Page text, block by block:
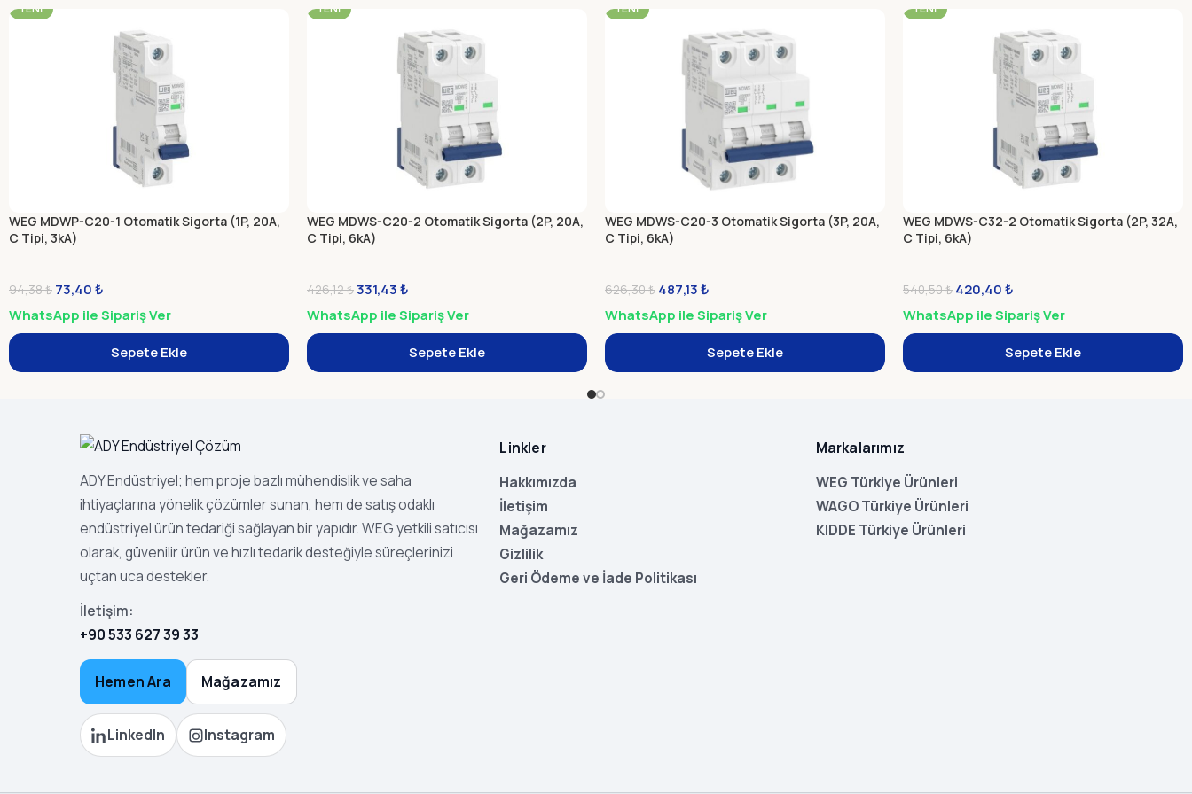
YENI
WEG MDWP-C20-1 Otomatik Sigorta (1P, 20A,
C Tipi, 3kA)
94,38₺ 73,40₺
WhatsApp ile Sipariş Ver
Sepete Ekle
YENI
WEG MDWS-C20-2 Otomatik Sigorta (2P, 20A,
C Tipi, 6kA)
426,12₺331,43₺
WhatsApp ile Sipariş Ver
Sepete Ekle
YENI
WEG MDWS-C20-3 Otomatik Sigorta (3P, 20A,
C Tipi, 6kA)
626,30₺ 487,13₺
WhatsApp ile Sipariş Ver
Sepete Ekle
YENI
WEG MDWS-C32-2 Otomatik Sigorta (2P, 32A,
C Tipi, 6kA)
540,50₺ 420,40₺
WhatsApp ile Sipariş Ver
Sepete Ekle
ADY Endüstriyel; hem proje bazlı mühendislik ve saha
ihtiyaçlarına yönelik çözümler sunan, hem de satış odaklı
endüstriyel ürün tedariği sağlayan bir yapıdır. WEG yetkili satıcısı
olarak, güvenilir ürün ve hızlı tedarik desteğiyle süreçlerinizi
uçtan uca destekler.
İletişim:
+90 533 627 39 33
Hemen Ara Mağazamız
LinkedIn Instagram
Linkler
Hakkımızda
İletişim
Mağazamız
Gizlilik
Geri Ödeme ve İade Politikası
Markalarımız
WEG Türkiye Ürünleri
WAGO Türkiye Ürünleri
KIDDE Türkiye Ürünleri